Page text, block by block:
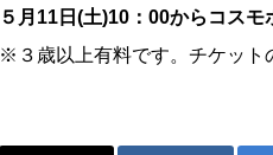
５月11日(土)10：00からコス
※３歳以上有料です。チケット